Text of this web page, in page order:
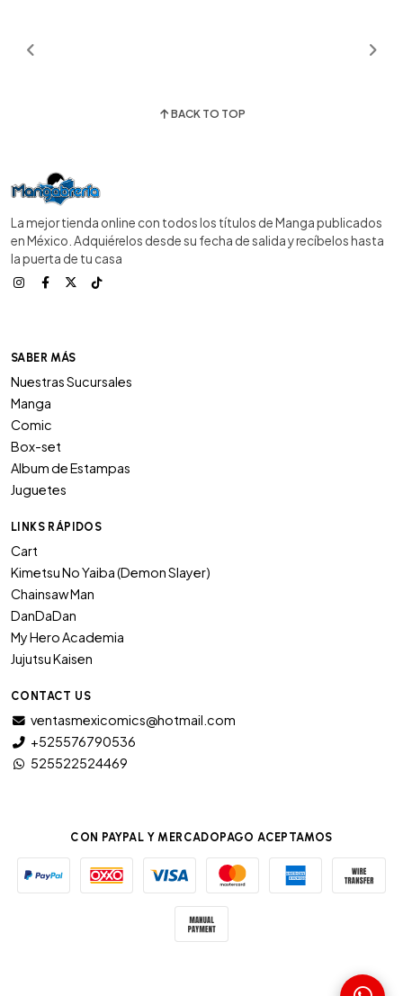
BACK TO TOP
La mejor tienda online con todos los títulos de Manga publicados
en México. Adquiérelos desde su fecha de salida y recíbelos hasta
la puerta de tu casa
SABER MÁS
Nuestras Sucursales
Manga
Comic
Box-set
Album de Estampas
Juguetes
LINKS RÁPIDOS
Cart
Kimetsu No Yaiba (Demon Slayer)
Chainsaw Man
DanDaDan
My Hero Academia
Jujutsu Kaisen
CONTACT US
ventasmexicomics@hotmail.com
+525576790536
525522524469
CON PAYPAL Y MERCADOPAGO ACEPTAMOS